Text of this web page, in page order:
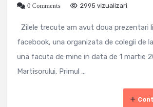
0 Comments
2995 vizualizari
Zilele trecute am avut doua prezentari
facebook, una organizata de colegii de
una facuta de mine in data de 1 martie
Martisorului. Primul ...